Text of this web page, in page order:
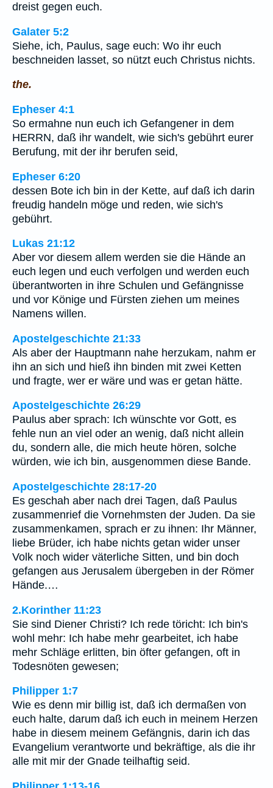
dreist gegen euch.
Galater 5:2
Siehe, ich, Paulus, sage euch: Wo ihr euch
beschneiden lasset, so nützt euch Christus nichts.
the.
Epheser 4:1
So ermahne nun euch ich Gefangener in dem
HERRN, daß ihr wandelt, wie sich's gebührt eurer
Berufung, mit der ihr berufen seid,
Epheser 6:20
dessen Bote ich bin in der Kette, auf daß ich darin
freudig handeln möge und reden, wie sich's
gebührt.
Lukas 21:12
Aber vor diesem allem werden sie die Hände an
euch legen und euch verfolgen und werden euch
überantworten in ihre Schulen und Gefängnisse
und vor Könige und Fürsten ziehen um meines
Namens willen.
Apostelgeschichte 21:33
Als aber der Hauptmann nahe herzukam, nahm er
ihn an sich und hieß ihn binden mit zwei Ketten
und fragte, wer er wäre und was er getan hätte.
Apostelgeschichte 26:29
Paulus aber sprach: Ich wünschte vor Gott, es
fehle nun an viel oder an wenig, daß nicht allein
du, sondern alle, die mich heute hören, solche
würden, wie ich bin, ausgenommen diese Bande.
Apostelgeschichte 28:17-20
Es geschah aber nach drei Tagen, daß Paulus
zusammenrief die Vornehmsten der Juden. Da sie
zusammenkamen, sprach er zu ihnen: Ihr Männer,
liebe Brüder, ich habe nichts getan wider unser
Volk noch wider väterliche Sitten, und bin doch
gefangen aus Jerusalem übergeben in der Römer
Hände.…
2.Korinther 11:23
Sie sind Diener Christi? Ich rede töricht: Ich bin's
wohl mehr: Ich habe mehr gearbeitet, ich habe
mehr Schläge erlitten, bin öfter gefangen, oft in
Todesnöten gewesen;
Philipper 1:7
Wie es denn mir billig ist, daß ich dermaßen von
euch halte, darum daß ich euch in meinem Herzen
habe in diesem meinem Gefängnis, darin ich das
Evangelium verantworte und bekräftige, als die ihr
alle mit mir der Gnade teilhaftig seid.